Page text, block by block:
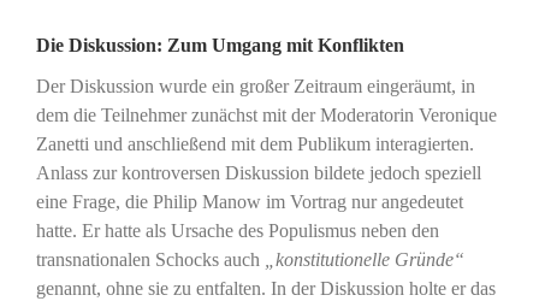
Die Diskussion: Zum Umgang mit Konflikten
Der Diskussion wurde ein großer Zeitraum eingeräumt, in
dem die Teilnehmer zunächst mit der Moderatorin Veronique
Zanetti und anschließend mit dem Publikum interagierten.
Anlass zur kontroversen Diskussion bildete jedoch speziell
eine Frage, die Philip Manow im Vortrag nur angedeutet
hatte. Er hatte als Ursache des Populismus neben den
transnationalen Schocks auch
„konstitutionelle Gründe“
genannt, ohne sie zu entfalten. In der Diskussion holte er das